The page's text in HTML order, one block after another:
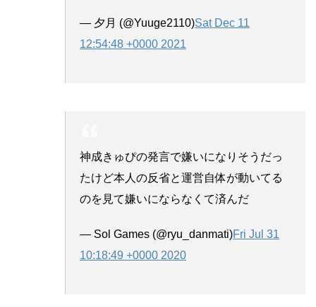
— 夕月 (@Yuuge2110)Sat Dec 11
12:54:48 +0000 2021
神成きゅぴの発言で嫌いになりそうだっ
たけど本人の反省と運営自体が動いてる
のを見て嫌いにならなくて済んだ
— Sol Games (@ryu_danmati)Fri Jul 31
10:18:49 +0000 2020